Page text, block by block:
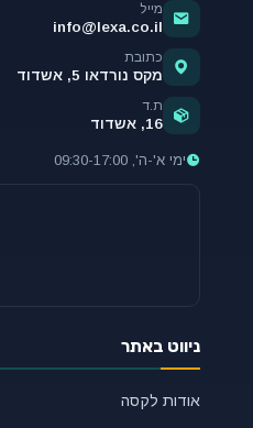
מייל
info@lexa.co.il
כתובת
מקס נורדאו 5, אשדוד
ת.ד
16, אשדוד
ימי א'-ה', 09:30-17:00
ניווט באתר
אודות לקסה